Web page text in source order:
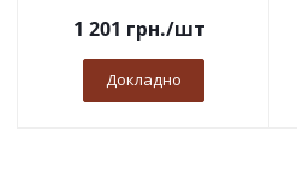
1 201 грн./шт
Докладно